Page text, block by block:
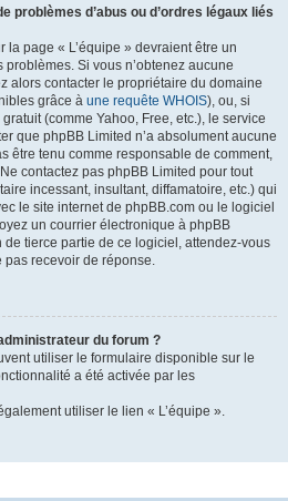
problèmes d’abus ou d’ordres légaux liés
la page « L’équipe » devraient être un
Si vous n’obtenez aucune
alors contacter le propriétaire du domaine
grâce à une requête WHOIS), ou, si
(comme Yahoo, Free, etc.), le service
que phpBB Limited n’a absolument aucune
être tenu comme responsable de comment,
contactez pas phpBB Limited pour tout
incessant, insultant, diffamatoire, etc.) qui
le site internet de phpBB.com ou le logiciel
un courrier électronique à phpBB
de tierce partie de ce logiciel, attendez-vous
recevoir de réponse.
du forum ?
utiliser le formulaire disponible sur le
a été activée par les
utiliser le lien « L’équipe ».